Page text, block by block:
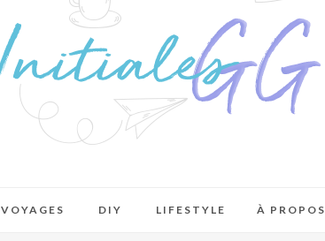
VOYAGES DIY LIFESTYLE À PROPOS